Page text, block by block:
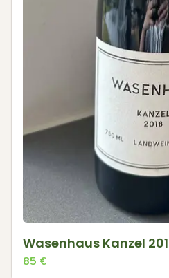
Wasenhaus Kanzel
85 €